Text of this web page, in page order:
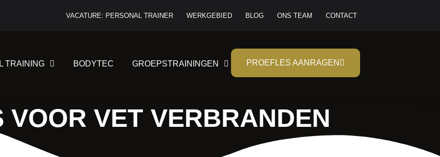
VACATURE: PERSONAL TRAINER WERKGEBIED BLOG ONS TEAM CONTACT
TRAINING BODYTEC GROEPSTRAININGEN PROEFLES AANRAGEN
VET VERBRANDEN